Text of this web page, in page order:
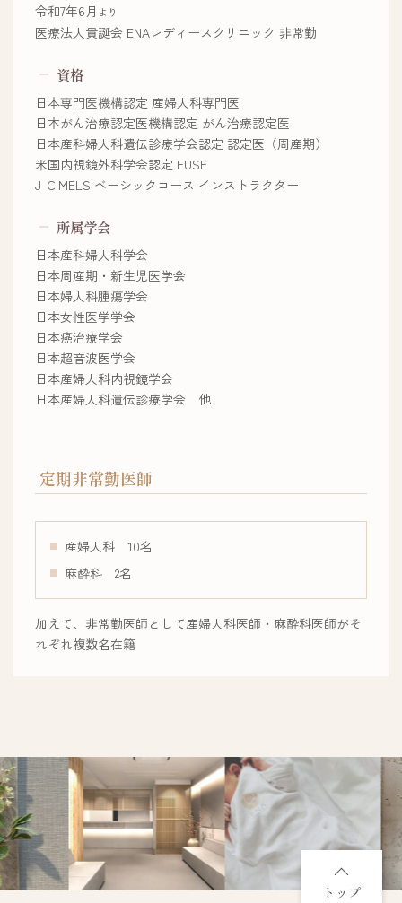
令和7年6月 より
医療法人貴誕会 ENAレディースクリニック 非常勤
資格
日本専門医機構認定 産婦人科専門医
日本がん治療認定医機構認定 がん治療認定医
日本産科婦人科遺伝診療学会認定 認定医（周産期）
米国内視鏡外科学会認定 FUSE
J-CIMELS ベーシックコース インストラクター
所属学会
日本産科婦人科学会
日本周産期・新生児医学会
日本婦人科腫瘍学会
日本女性医学学会
日本癌治療学会
日本超音波医学会
日本産婦人科内視鏡学会
日本産婦人科遺伝診療学会 他
定期非常勤医師
産婦人科 10名
麻酔科 2名
加えて、非常勤医師として産婦人科医師・麻酔科医師がそ
れぞれ複数名在籍
トップ